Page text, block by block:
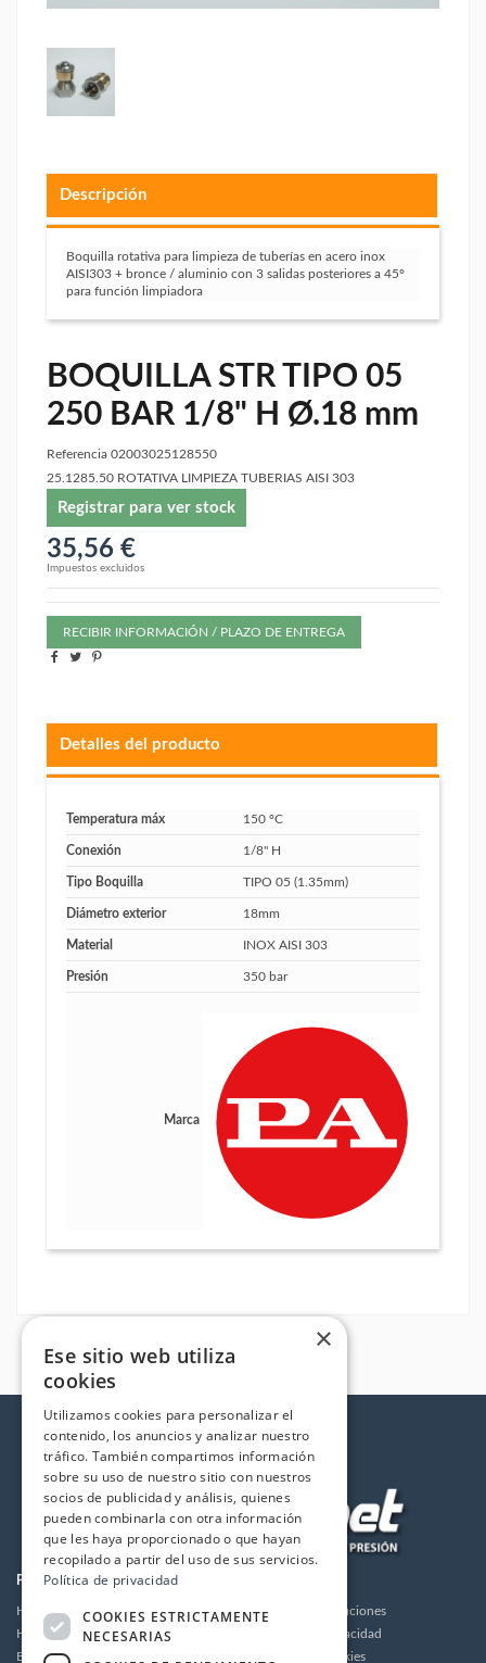
Descripción
Boquilla rotativa para limpieza de tuberías en acero inox
AISI303 + bronce / aluminio con 3 salidas posteriores a 45º
para función limpiadora
BOQUILLA STR TIPO 05
250 BAR 1/8" H Ø.18 mm
Referencia 02003025128550
25.1285.50 ROTATIVA LIMPIEZA TUBERIAS AISI 303
Registrar para ver stock
35,56 €
Impuestos excluidos
RECIBIR INFORMACIÓN / PLAZO DE ENTREGA
Detalles del producto
Temperatura máx 150 ºC
Conexión 1/8" H
Tipo Boquilla TIPO 05 (1.35mm)
Diámetro exterior 18mm
Material INOX AISI 303
Presión 350 bar
Marca
PRODUCTOS
Hidrolimpiadoras
Humidificación
Bombas de alta presión
Envios y devoluciones
Política de privacidad
Política de cookies
×
Ese sitio web utiliza
cookies
Utilizamos cookies para personalizar el
contenido, los anuncios y analizar nuestro
tráfico. También compartimos información
sobre su uso de nuestro sitio con nuestros
socios de publicidad y análisis, quienes
pueden combinarla con otra información
que les haya proporcionado o que hayan
recopilado a partir del uso de sus servicios.
Política de privacidad
COOKIES ESTRICTAMENTE
NECESARIAS